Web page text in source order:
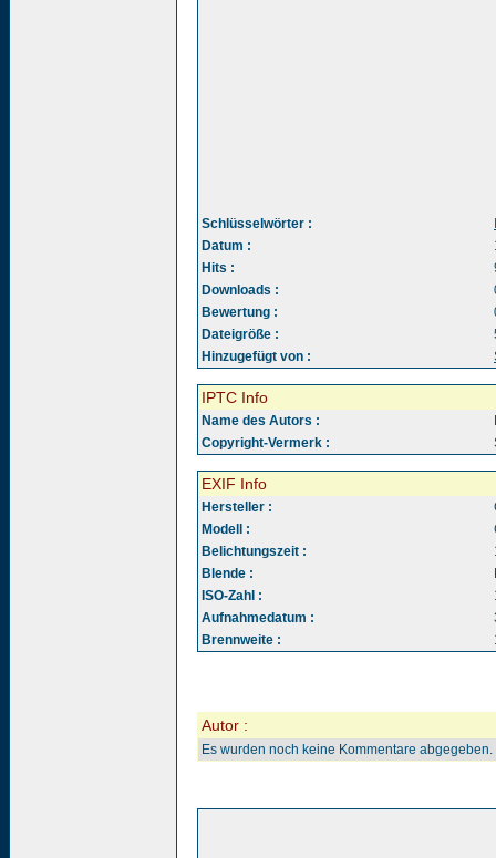
Schlüsselwörter :
Datum :
Hits :
Downloads :
Bewertung :
Dateigröße :
Hinzugefügt von :
IPTC Info
Name des Autors :
Copyright-Vermerk :
EXIF Info
Hersteller :
Modell :
Belichtungszeit :
Blende :
ISO-Zahl :
Aufnahmedatum :
Brennweite :
Autor :
Es wurden noch keine Kommentare abgegeben.